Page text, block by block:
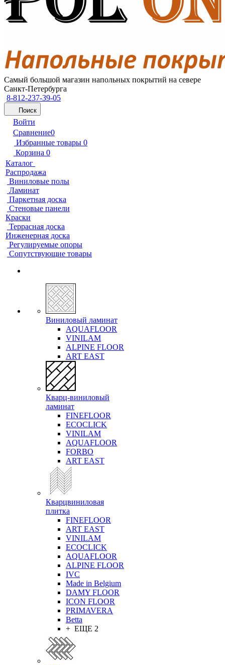
Самый большой магазин напольных покрытий на севере
Санкт-Петербурга
8-812-237-39-05
Поиск
Войти
Сравнение0
Избранные товары 0
Корзина 0
Каталог
Распродажа
Виниловые полы
Ламинат
Паркетная доска
Стеновые панели
Краски
Террасная доска
Инженерная доска
Регулируемые опоры
Сопутствующие товары
Виниловый ламинат
AQUAFLOOR
VINILAM
ALPINE FLOOR
ART EAST
Кварц-виниловый
ламинат
FINEFLOOR
ECOCLICK
VINILAM
AQUAFLOOR
FORBO
ART EAST
Кварцвиниловая
плитка
FINEFLOOR
ART EAST
VINILAM
ECOCLICK
AQUAFLOOR
ALPINE FLOOR
IVC
Made in Belgium
DAMY FLOOR
ICON FLOOR
PRIMAVERA
Betta
+ ЕЩЕ 2